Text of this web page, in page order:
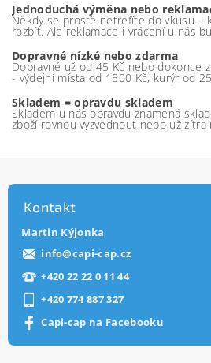
Jednoduchá výměna nebo
Někdy se prostě netrefíte do vkusu. I
rozbít. Ale reklamace i vrácení u nás
Dopravné nízké nebo zdarma
Dopravné už od 45 Kč nebo dokonce
- výdejní místa od 1500 Kč, kurýr od
Skladem = opravdu skladem
Skladem u nás opravdu znamená
zboží rovnou vyzvednout nebo už zítra
Kontakt
Martin Kýjonka
info@capi-cap.cz
+420 22 22 0 11 44
+420 774 887 327
Capi-cap na Facebooku